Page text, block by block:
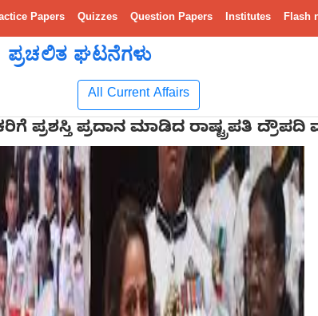
Papers Quizzes Question Papers Institutes Flash
ಪ್ರಚಲಿತ ಘಟನೆಗಳು
All Current Affairs
ಪ್ರಶಸ್ತಿ ಪ್ರದಾನ ಮಾಡಿದ ರಾಷ್ಟ್ರಪತಿ